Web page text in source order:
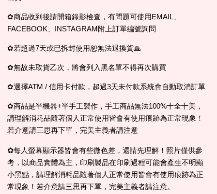
✿商品收到後請開箱錄影檢查，有問題可使用EMAIL、
FACEBOOK、INSTAGRAM附上訂單編號詢問
✿若超過7天或已拆封使用恕無法退換貨🙏
✿無故未取貨乙次，將會列入黑名單不得再次購買
✿選擇ATM / 信用卡付款，超過3天未付款系統會自動取消訂單
✿商品是半機器+半手工製作，手工商品無法100%十全十美，
請理解消耗品隨著個人正常使用皆會有使用痕跡為正常現象！
若介意請三思再下單，完美主義者請注意
✿每人螢幕顯示器皆會有些微色差，還請先理解！照片僅供參
考，以商品實體為主，印刷製品在印刷過程可能會產生不明顯
小黑點，請理解消耗品隨著個人正常使用皆會有使用痕跡為正
常現象！若介意請三思再下單，完美主義者請注意。